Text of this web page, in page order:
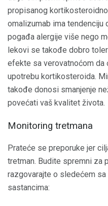
propisanog
omalizumab ima tendenciju
pogađa alergije više nego
lekovi se takođe dobro
efekte sa verovatnoćom da
upotrebu kortikosteroida.
takođe donosi smanjenje
povećati vaš kvalitet života.
Monitoring tretmana
Prateće se preporuke jer
tretman. Budite spremni za
razgovarajte o sledećem
sastancima: